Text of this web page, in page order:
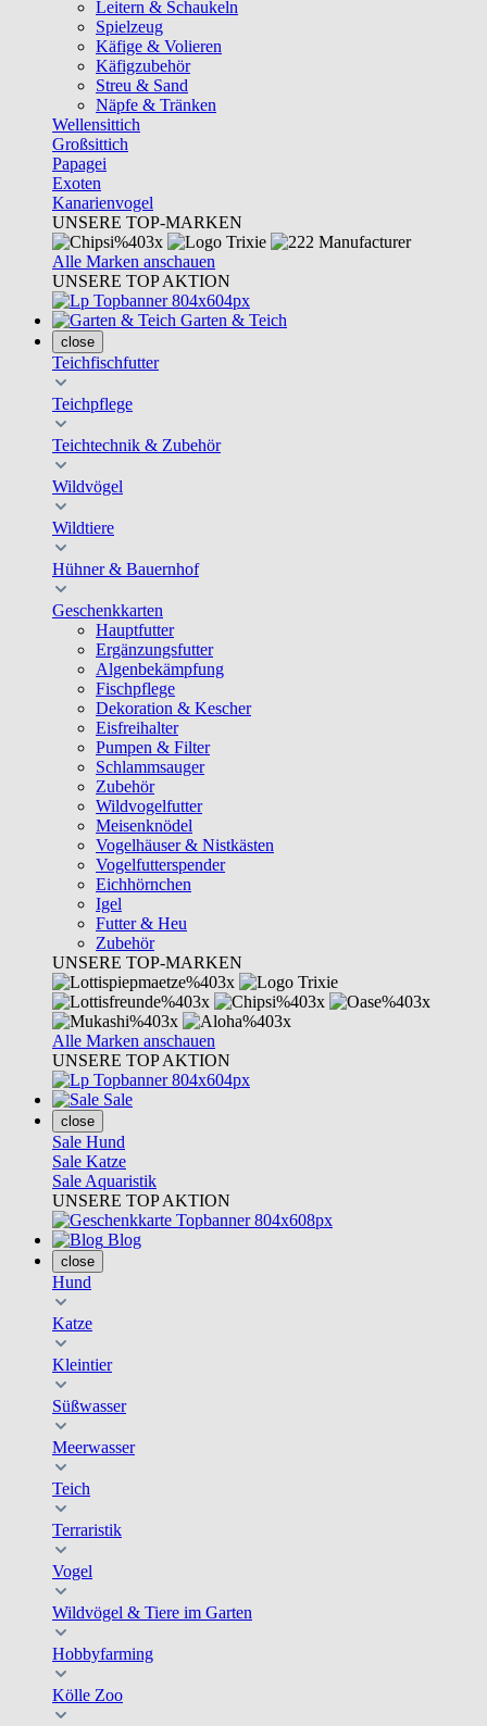
Leitern & Schaukeln
Spielzeug
Käfige & Volieren
Käfigzubehör
Streu & Sand
Näpfe & Tränken
Wellensittich
Großsittich
Papagei
Exoten
Kanarienvogel
UNSERE TOP-MARKEN
Alle Marken anschauen
UNSERE TOP AKTION
Garten & Teich
close
Teichfischfutter
Teichpflege
Teichtechnik & Zubehör
Wildvögel
Wildtiere
Hühner & Bauernhof
Geschenkkarten
Hauptfutter
Ergänzungsfutter
Algenbekämpfung
Fischpflege
Dekoration & Kescher
Eisfreihalter
Pumpen & Filter
Schlammsauger
Zubehör
Wildvogelfutter
Meisenknödel
Vogelhäuser & Nistkästen
Vogelfutterspender
Eichhörnchen
Igel
Futter & Heu
Zubehör
UNSERE TOP-MARKEN
Alle Marken anschauen
UNSERE TOP AKTION
Sale
close
Sale Hund
Sale Katze
Sale Aquaristik
UNSERE TOP AKTION
Blog
close
Hund
Katze
Kleintier
Süßwasser
Meerwasser
Teich
Terraristik
Vogel
Wildvögel & Tiere im Garten
Hobbyfarming
Kölle Zoo